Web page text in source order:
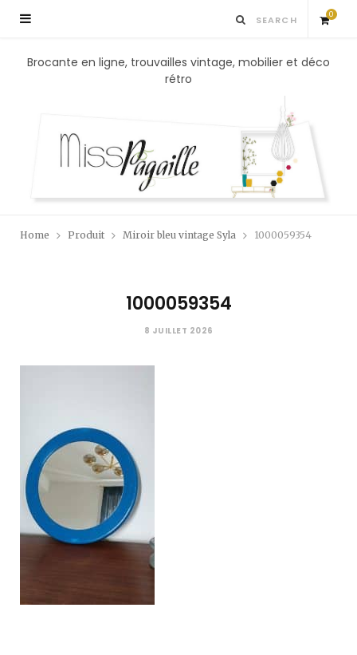
0
S
p
Brocante en ligne, trouvailles vintage, mobilier et déco
rétro
Home Produit Miroir bleu vintage Syla 1000059354
1000059354
8 JUILLET 2026